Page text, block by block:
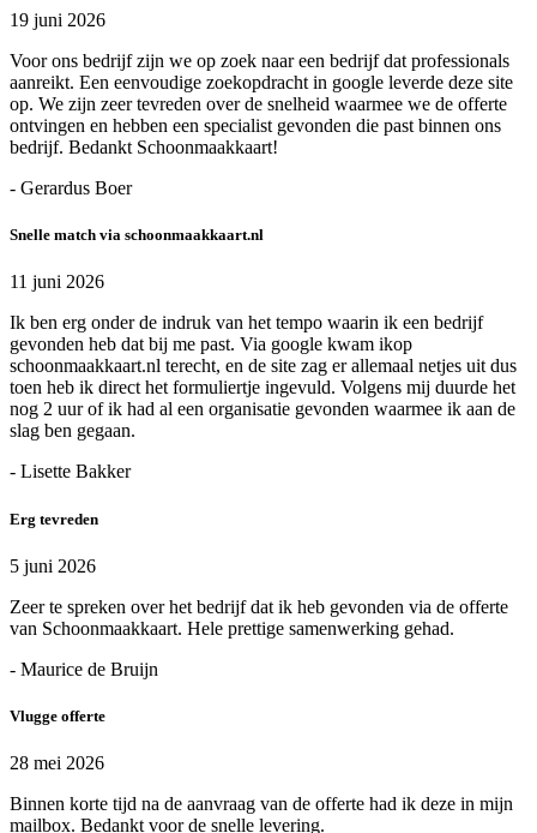
19 juni 2026
Voor ons bedrijf zijn we op zoek naar een bedrijf dat professionals
aanreikt. Een eenvoudige zoekopdracht in google leverde deze site
op. We zijn zeer tevreden over de snelheid waarmee we de offerte
ontvingen en hebben een specialist gevonden die past binnen ons
bedrijf. Bedankt Schoonmaakkaart!
- Gerardus Boer
Snelle match via schoonmaakkaart.nl
11 juni 2026
Ik ben erg onder de indruk van het tempo waarin ik een bedrijf
gevonden heb dat bij me past. Via google kwam ikop
schoonmaakkaart.nl terecht, en de site zag er allemaal netjes uit dus
toen heb ik direct het formuliertje ingevuld. Volgens mij duurde het
nog 2 uur of ik had al een organisatie gevonden waarmee ik aan de
slag ben gegaan.
- Lisette Bakker
Erg tevreden
5 juni 2026
Zeer te spreken over het bedrijf dat ik heb gevonden via de offerte
van Schoonmaakkaart. Hele prettige samenwerking gehad.
- Maurice de Bruijn
Vlugge offerte
28 mei 2026
Binnen korte tijd na de aanvraag van de offerte had ik deze in mijn
mailbox. Bedankt voor de snelle levering.